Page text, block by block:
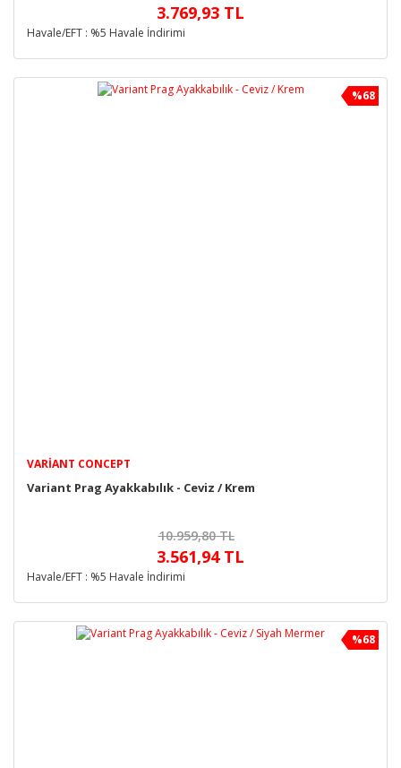
3.769,93 TL
Havale/EFT : %5 Havale İndirimi
%68
VARIANT CONCEPT
Variant Prag Ayakkabılık - Ceviz / Krem
10.959,80 TL
3.561,94 TL
Havale/EFT : %5 Havale İndirimi
%68